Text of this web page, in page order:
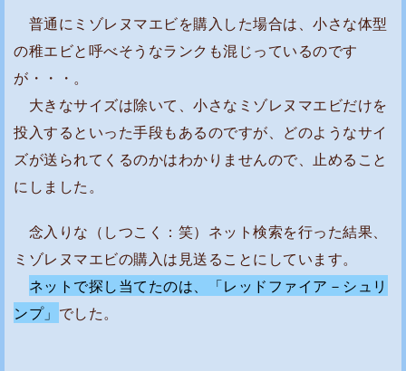
プ
は
初
め
て
購
で
す
が
・
・
・
普通にミゾレヌマエビを購入した場合は、小さな体型
の稚エビと呼べそうなランクも混じっているのです
が・・・。
大きなサイズは除いて、小さなミゾレヌマエビだけを
投入するといった手段もあるのですが、どのようなサイ
ズが送られてくるのかはわかりませんので、止めること
にしました。
念入りな（しつこく：笑）ネット検索を行った結果、
ミゾレヌマエビの購入は見送ることにしています。
ネットで探し当てたのは、「レッドファイア－シュリ
ンプ」 でした。